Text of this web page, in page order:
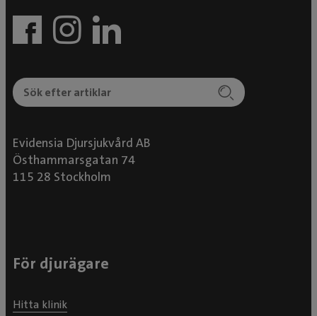
Evidensia Djursjukvård AB
Östhammarsgatan 74
115 28 Stockholm
För djurägare
Hitta klinik